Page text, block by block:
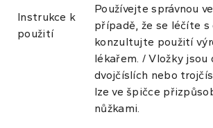
Instrukce k
použití
Používejte správnou
případě, že se léčíte
konzultujte použití
lékařem. / Vložky jsou
dvojčíslích nebo
lze ve špičce
nůžkami.